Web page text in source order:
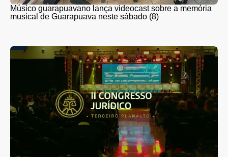
Músico guarapuavano lança videocast sobre a memória
musical de Guarapuava neste sábado (8)